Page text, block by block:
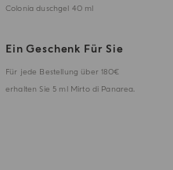
Colonia duschgel 40 ml
Ein Geschenk Für Sie
Für jede Bestellung über 180€
erhalten Sie 5 ml Mirto di Panarea.